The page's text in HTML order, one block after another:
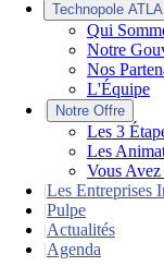
Technopole
Qui
Notre
Nos
L'Équipe
|
Notre Offre
Les 3
Les
Vous
|Les Entreprises
|Pulpe
|Actualités
|Agenda